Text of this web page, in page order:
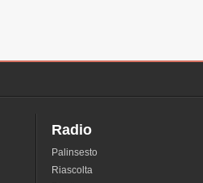
Radio
Palinsesto
Riascolta